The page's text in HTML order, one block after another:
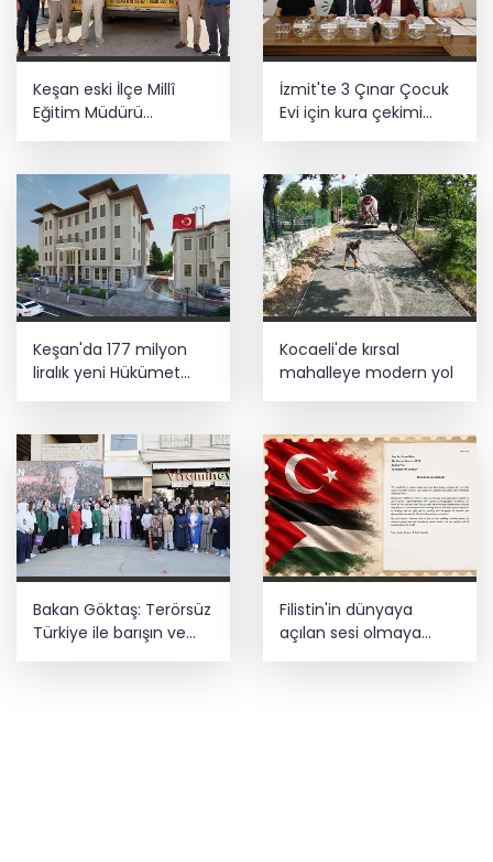
Keşan eski İlçe Millî
Eğitim Müdürü
İzmit'te 3 Çınar Çocuk
Evi için kura çekimi
Keşan'da 177 milyon
liralık yeni Hükümet
Konağı'nın temeli atıldı
Kocaeli'de kırsal
mahalleye modern yol
Bakan Göktaş: Terörsüz
Türkiye ile barışın ve
istikrarın güçlendiği
Filistin'in dünyaya
açılan sesi olmaya
devam edeceğiz